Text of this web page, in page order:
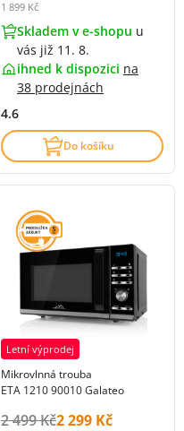
1 899 Kč
Skladem v e-shopu u
vás již 11. 8.
ihned k dispozici na
38 prodejnách
4.6
Do košíku
Letní výprodej
Mikrovlnná trouba
ETA 1210 90010 Galateo
Původní cena s DPH:
2 499 KčCena s DPH:
2 299 Kč